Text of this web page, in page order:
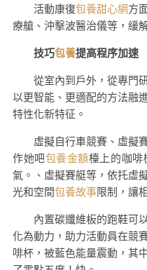
活動康復包養甜心網方
療艙、沖擊波醫治儀等，緩
技巧包養提高程序加速
從室內到戶外，從專門
以更智能、更適配的方法融
特性化新特征。
虛擬自行車競賽、虛擬
作她吧包養金額檯上的咖啡
氣。、虛擬賽艇等，依托虛
光和空間包養故事限制，讓
內置碳纖維板的跑鞋可
化為動力，助力活動員在競
啡杯，被藍色能量震動，其